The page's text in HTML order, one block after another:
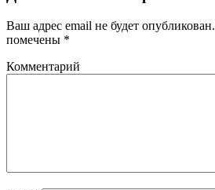
Ваш адрес email не будет опубликован.
помечены *
Комментарий